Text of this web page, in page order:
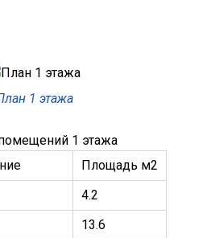
1 этажа
1 этажа
Площадь м2
4.2
13.6